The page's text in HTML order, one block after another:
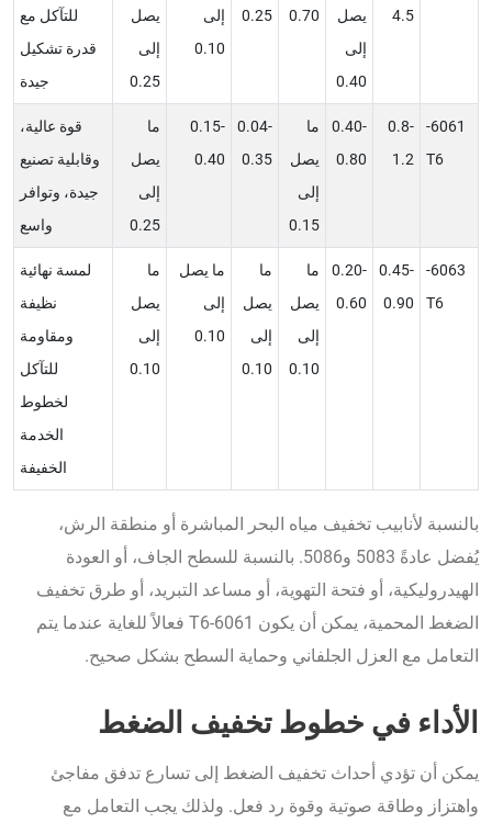
4.5
يصل
إلى
0.40
0.70
0.25
إلى
0.10
يصل
إلى
0.25
للتآكل مع
قدرة تشكيل
جيدة
6061-
T6
0.8-
1.2
0.40-
0.80
ما
يصل
إلى
0.15
0.04-
0.35
0.15-
0.40
ما
يصل
إلى
0.25
قوة عالية،
وقابلية تصنيع
جيدة، وتوافر
واسع
6063-
T6
0.45-
0.90
0.20-
0.60
ما
يصل
إلى
0.10
ما
يصل
إلى
0.10
ما يصل
إلى
0.10
ما
يصل
إلى
0.10
لمسة نهائية
نظيفة
ومقاومة
للتآكل
لخطوط
الخدمة
الخفيفة
بالنسبة لأنابيب تخفيف مياه البحر المباشرة أو منطقة الرش،
يُفضل عادةً 5083 و5086. بالنسبة للسطح الجاف، أو العودة
الهيدروليكية، أو فتحة التهوية، أو مساعد التبريد، أو طرق تخفيف
الضغط المحمية، يمكن أن يكون 6061-T6 فعالاً للغاية عندما يتم
التعامل مع العزل الجلفاني وحماية السطح بشكل صحيح.
الأداء في خطوط تخفيف الضغط
يمكن أن تؤدي أحداث تخفيف الضغط إلى تسارع تدفق مفاجئ
واهتزاز وطاقة صوتية وقوة رد فعل. ولذلك يجب التعامل مع